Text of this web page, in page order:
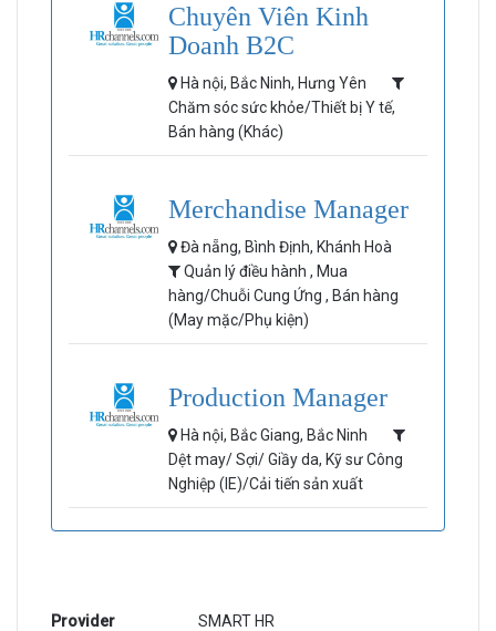
Chuyên Viên Kinh
Doanh B2C
Hà nội, Bắc Ninh, Hưng Yên
Chăm sóc sức khỏe/Thiết bị Y tế,
Bán hàng (Khác)
Merchandise Manager
Đà nẵng, Bình Định, Khánh Hoà
Quản lý điều hành , Mua
hàng/Chuỗi Cung Ứng , Bán hàng
(May mặc/Phụ kiện)
Production Manager
Hà nội, Bắc Giang, Bắc Ninh
Dệt may/ Sợi/ Giầy da, Kỹ sư Công
Nghiệp (IE)/Cải tiến sản xuất
Provider
SMART HR